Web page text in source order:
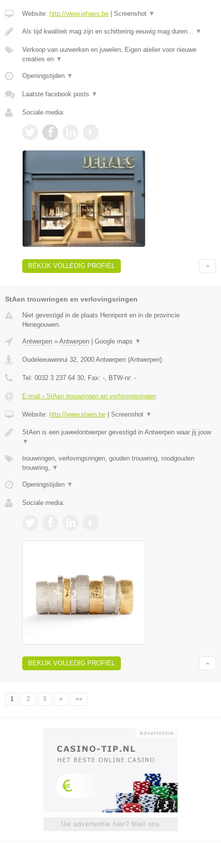
Website: http://www.jehaes.be Screenshot ▼
Als tijd kwaliteit mag zijn en schittering eeuwig mag duren... ▼
Verkoop van uurwerken en juwelen, Eigen atelier voor nieuwe
creaties en ▼
Openingstijden ▼
Laatste facebook posts ▼
Sociale media:
BEKIJK VOLLEDIG PROFIEL
StAen trouwringen en verlovingsringen
Niet gevestigd in de plaats Henripont en in de provincie
Henegouwen.
Antwerpen » Antwerpen | Google maps ▼
Oudeleeuwenrui 32 2000 Antwerpen (Antwerpen)
Tel: 0032 3 237 64 30 , Fax: - , BTW-nr: -
E-mail › StAen trouwringen en verlovingsringen
Website: http://www.staen.be | Screenshot ▼
StAen is een juweelontwerper gevestigd in Antwerpen waar jij jouw
▼
trouwringen, verlovingsringen, gouden trouwring, roodgouden
trouwring,
▼
Openingstijden ▼
Sociale media:
BEKIJK VOLLEDIG PROFIEL
1 2 3 » »»
Uw advertentie hier? Mail ons